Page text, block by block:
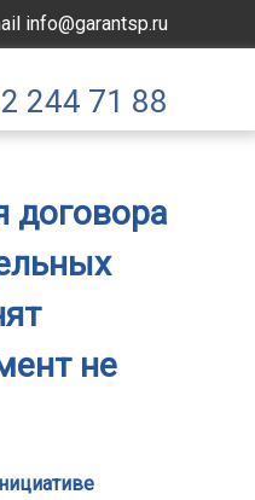
info@garantsp.ru
244 71 88
договора
не